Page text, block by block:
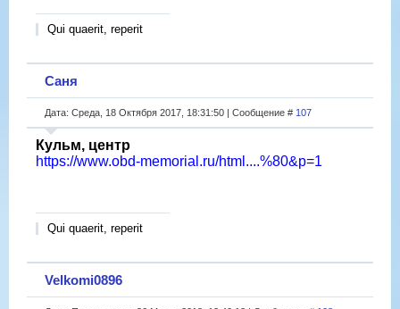
Qui quaerit, reperit
Саня
Дата: Среда, 18 Октября 2017, 18:31:50 | Сообщение # 107
Кульм, центр
https://www.obd-memorial.ru/html....%80&p=1
Qui quaerit, reperit
Velkomi0896